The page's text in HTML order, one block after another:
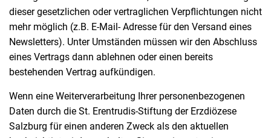
dieser gesetzlichen oder vertraglichen Verpflichtungen nicht
mehr möglich (z.B. E-Mail- Adresse für den Versand eines
Newsletters). Unter Umständen müssen wir den Abschluss
eines Vertrags dann ablehnen oder einen bereits
bestehenden Vertrag aufkündigen.
Wenn eine Weiterverarbeitung Ihrer personenbezogenen
Daten durch die St. Erentrudis-Stiftung der Erzdiözese
Salzburg für einen anderen Zweck als den aktuellen